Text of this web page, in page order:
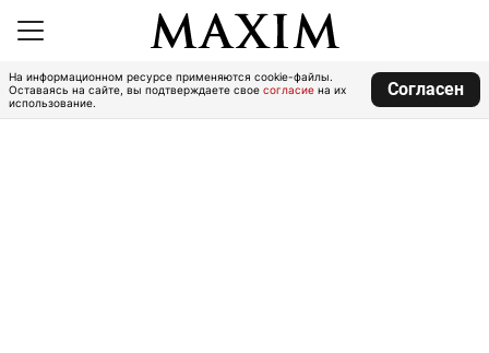
На информационном ресурсе применяются cookie-файлы.
Оставаясь на сайте, вы подтверждаете свое согласие на их
использование.
Согласен